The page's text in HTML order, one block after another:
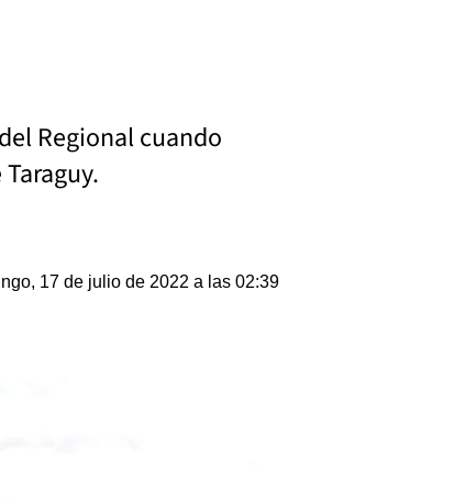
Regional cuando
17 de julio de 2022 a las 02:39